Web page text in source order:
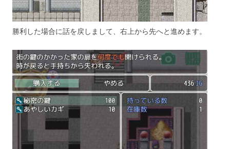
勝利した場合に話を戻しまして、右上から先へと進めます。